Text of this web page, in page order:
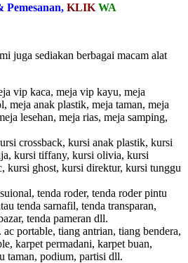
Pemesanan, KLIK WA
juga sediakan berbagai macam alat
vip kaca, meja vip kayu, meja
meja anak plastik, meja taman, meja
lesehan, meja rias, meja samping,
crossback, kursi anak plastik, kursi
kursi tiffany, kursi olivia, kursi
kursi ghost, kursi direktur, kursi tunggu
tenda roder, tenda roder pintu
tenda sarnafil, tenda transparan,
tenda pameran dll.
portable, tiang antrian, tiang bendera,
karpet permadani, karpet buan,
taman, podium, partisi dll.